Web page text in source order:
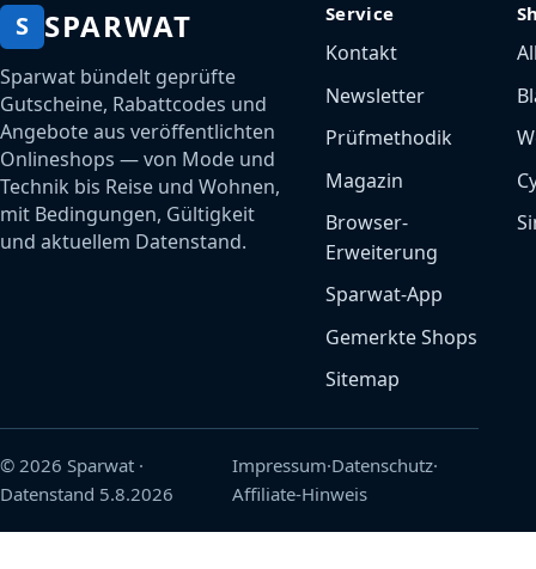
S SPARWAT
Sparwat bündelt geprüfte
Gutscheine, Rabattcodes und
Angebote aus veröffentlichten
Onlineshops — von Mode und
Technik bis Reise und Wohnen,
mit Bedingungen, Gültigkeit
und aktuellem Datenstand.
Service
Kontakt
Newsletter
Prüfmethodik
Magazin
Browser-
Erweiterung
Sparwat-App
Gemerkte Shops
Sitemap
© 2026 Sparwat ·
Datenstand 5.8.2026
Impressum·Datenschutz·
Affiliate-Hinweis